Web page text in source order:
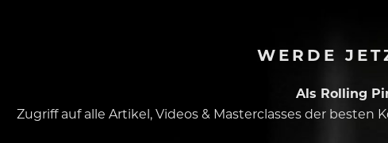
WERDE
Als Rolling
Zugriff auf alle Artikel, Videos & Masterclasses der